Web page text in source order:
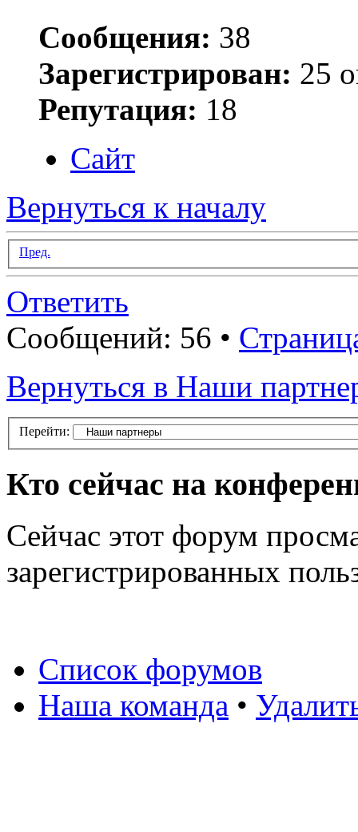
Сообщения: 38
Зарегистрирован: 25
Репутация: 18
Сайт
Вернуться к началу
Пред.
Ответить
Сообщений: 56 •
Вернуться в Наши
Перейти:
Кто сейчас на
Сейчас этот форум
зарегистрированных
Список форумов
Наша команда •